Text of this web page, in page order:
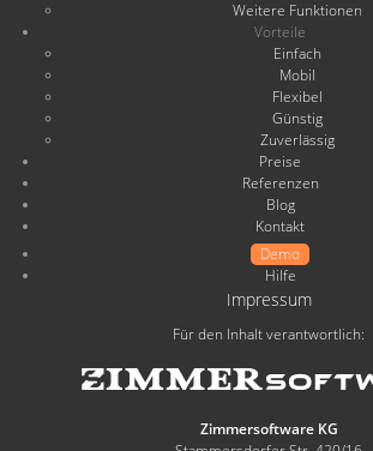
Weitere Funktionen
Vorteile
Einfach
Mobil
Flexibel
Günstig
Zuverlässig
Preise
Referenzen
Blog
Kontakt
Demo
Hilfe
Impressum
Für den Inhalt verantwortlich:
Zimmersoftware KG